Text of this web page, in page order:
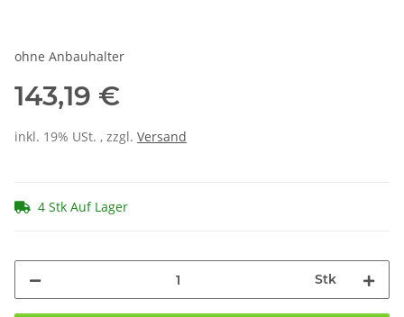
ohne Anbauhalter
143,19 €
inkl. 19% USt. , zzgl. Versand
4 Stk Auf Lager
Stk